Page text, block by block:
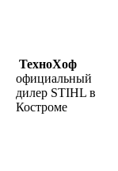
ТехноХоф
официальный
дилер STIHL в
Костроме